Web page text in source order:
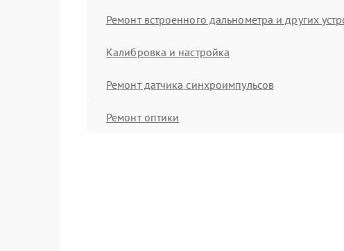
Ремонт встроенного дальнометра и других
Калибровка и настройка
Ремонт датчика синхроимпульсов
Ремонт оптики